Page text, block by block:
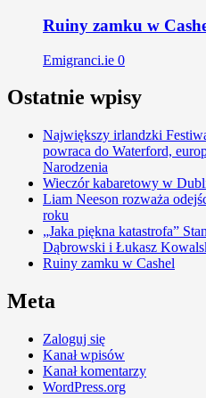
Ruiny zamku w
Emigranci.ie 0
Ostatnie wpisy
Największy irlandzki
powraca do Waterford,
Narodzenia
Wieczór kabaretowy w
Liam Neeson rozważa
roku
„Jaka piękna katastrofa”
Dąbrowski i Łukasz
Ruiny zamku w Cashel
Meta
Zaloguj się
Kanał wpisów
Kanał komentarzy
WordPress.org